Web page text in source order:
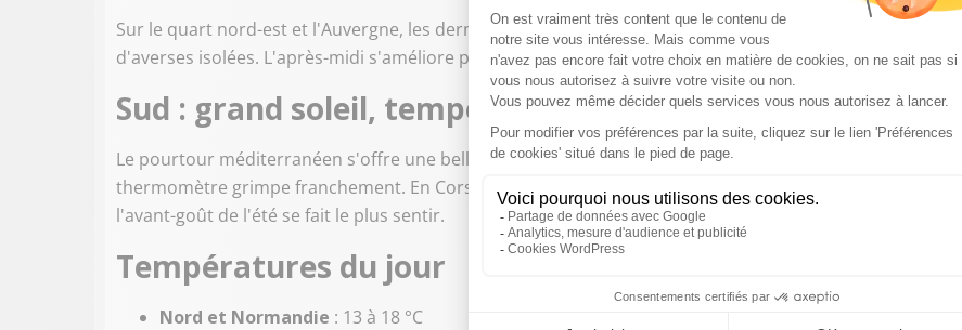
Sur le quart nord-est et l'Auvergne, les dernières perturbations traînent encore en matinée sous forme
d'averses isolées. L'après-midi s'améliore progressivement, avec un ciel qui se dégage par l'ouest.
Sud : grand soleil, températures estivales
Le pourtour méditerranéen s'offre une belle journée, ensoleillée et douce. De l'Occitanie à la PACA, le
thermomètre grimpe franchement. En Corse, le soleil s'impose largement. C'est dans le sud que
l'avant-goût de l'été se fait le plus sentir.
Températures du jour
Nord et Normandie : 13 à 18 °C